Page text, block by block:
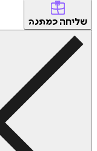
שליחה כמתנה